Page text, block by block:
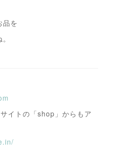
品を
イトの「shop」からもア